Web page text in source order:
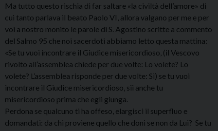
Ma tutto questo rischia di far saltare «la civiltà dell’amore» di
cui tanto parlava il beato Paolo VI, allora valgano per me e per
voi a nostro monito le parole di S. Agostino scritte a commento
del Salmo 95 che noi sacerdoti abbiamo letto questa mattina:
«Se tu vuoi incontrare il Giudice misericordioso, (il Vescovo
rivolto all’assemblea chiede per due volte: Lo volete? Lo
volete? L’assemblea risponde per due volte: Sì) se tu vuoi
incontrare il Giudice misericordioso, sii anche tu
misericordioso prima che egli giunga.
Perdona se qualcuno ti ha offeso, elargisci il superfluo e
domandati: da chi proviene quello che doni se non da Lui? Se tu